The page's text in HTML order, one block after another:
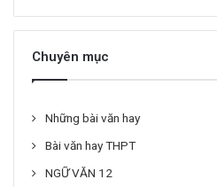
Chuyên mục
Những bài văn hay
Bài văn hay THPT
NGỮ VĂN 12